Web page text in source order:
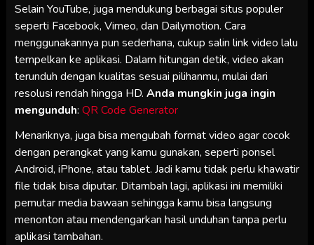
Selain YouTube, juga mendukung berbagai situs populer
seperti Facebook, Vimeo, dan Dailymotion. Cara
menggunakannya pun sederhana, cukup salin link video lalu
tempelkan ke aplikasi. Dalam hitungan detik, video akan
terunduh dengan kualitas sesuai pilihanmu, mulai dari
resolusi rendah hingga HD. Anda mungkin juga ingin
mengunduh: QR Code Generator
Menariknya, juga bisa mengubah format video agar cocok
dengan perangkat yang kamu gunakan, seperti ponsel
Android, iPhone, atau tablet. Jadi kamu tidak perlu khawatir
file tidak bisa diputar. Ditambah lagi, aplikasi ini memiliki
pemutar media bawaan sehingga kamu bisa langsung
menonton atau mendengarkan hasil unduhan tanpa perlu
aplikasi tambahan.